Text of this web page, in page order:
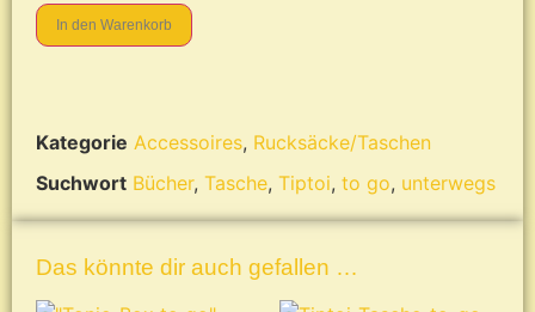
In den Warenkorb
Kategorie Accessoires, Rucksäcke/Taschen
Suchwort Bücher, Tasche, Tiptoi, to go, unterwegs
Das könnte dir auch gefallen …